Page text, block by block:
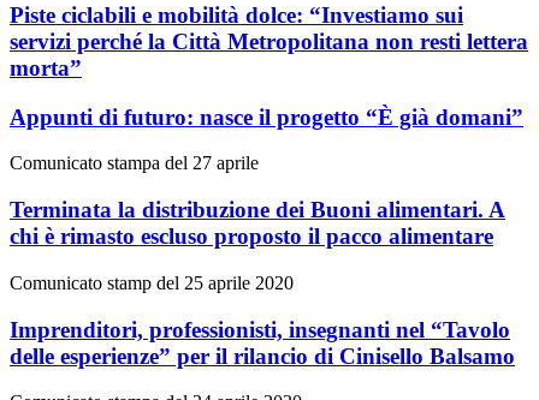
Piste ciclabili e mobilità dolce: “Investiamo sui
servizi perché la Città Metropolitana non resti lettera
morta”
Appunti di futuro: nasce il progetto “È già domani”
Comunicato stampa del 27 aprile
Terminata la distribuzione dei Buoni alimentari. A
chi è rimasto escluso proposto il pacco alimentare
Comunicato stamp del 25 aprile 2020
Imprenditori, professionisti, insegnanti nel “Tavolo
delle esperienze” per il rilancio di Cinisello Balsamo